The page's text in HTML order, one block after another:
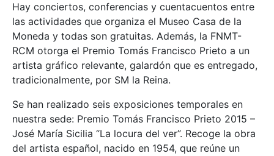
Hay conciertos, conferencias y cuentacuentos entre
las actividades que organiza el Museo Casa de la
Moneda y todas son gratuitas. Además, la FNMT-
RCM otorga el Premio Tomás Francisco Prieto a un
artista gráfico relevante, galardón que es entregado,
tradicionalmente, por SM la Reina.
Se han realizado seis exposiciones temporales en
nuestra sede: Premio Tomás Francisco Prieto 2015 –
José María Sicilia “La locura del ver”. Recoge la obra
del artista español, nacido en 1954, que reúne un